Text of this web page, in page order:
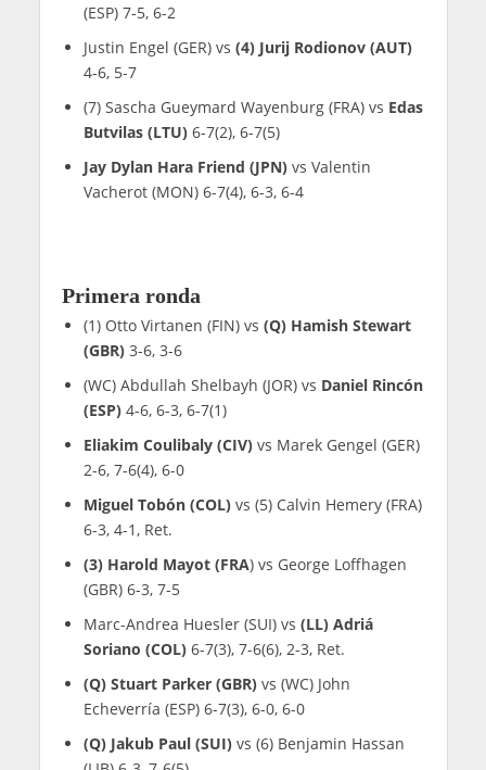
(ESP) 7-5, 6-2
Justin Engel (GER) vs (4) Jurij Rodionov (AUT)
4-6, 5-7
(7) Sascha Gueymard Wayenburg (FRA) vs Edas
Butvilas (LTU)6-7(2), 6-7(5)
Jay Dylan Hara Friend (JPN)vs Valentin
Vacherot (MON) 6-7(4), 6-3, 6-4
Primera ronda
(1) Otto Virtanen (FIN) vs (Q) Hamish Stewart
(GBR)3-6, 3-6
(WC) Abdullah Shelbayh (JOR) vs Daniel Rincón
(ESP)4-6, 6-3, 6-7(1)
Eliakim Coulibaly (CIV)vs Marek Gengel (GER)
2-6, 7-6(4), 6-0
Miguel Tobón (COL)vs (5) Calvin Hemery (FRA)
6-3, 4-1, Ret.
(3) Harold Mayot (FRA) vs George Loffhagen
(GBR) 6-3, 7-5
Marc-Andrea Huesler (SUI) vs (LL) Adriá
Soriano (COL)6-7(3), 7-6(6), 2-3, Ret.
(Q) Stuart Parker (GBR)vs (WC) John
Echeverría (ESP) 6-7(3), 6-0, 6-0
(Q) Jakub Paul (SUI)vs (6) Benjamin Hassan